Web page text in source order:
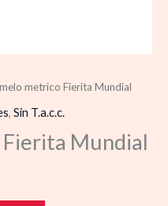
metrico Fierita Mundial
, Sin T.a.c.c.
Mundial